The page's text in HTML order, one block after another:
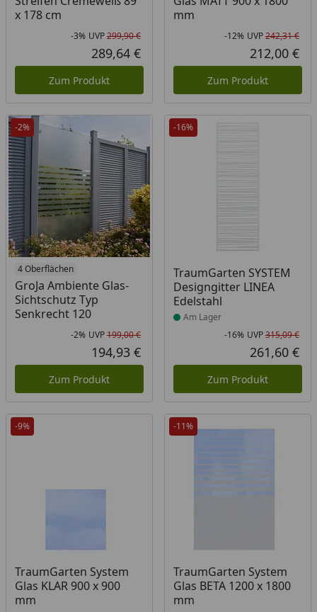
x 178 cm
Rabatt in Prozent
-3%
Ursprünglicher Preis
UVP299,90 €
Aktueller Preis
289,64 €
Zum Produkt
mm
-12% UVP242,31 €
212,00 €
Zum Produkt
-2%
4 Oberflächen
GroJa Ambiente Glas-
Sichtschutz Typ
Senkrecht 120
Rabatt in Prozent
-2%
Ursprünglicher Preis
UVP199,00 €
Aktueller Preis
194,93 €
Zum Produkt
-16%
TraumGarten SYSTEM
Designgitter LINEA
Edelstahl
Produkt am Lager
Am Lager
-16% UVP315,09 €
261,60 €
Zum Produkt
-9%
TraumGarten System
Glas KLAR 900 x 900
mm
Produkt am Lager
-11%
TraumGarten System
Glas BETA 1200 x 1800
mm